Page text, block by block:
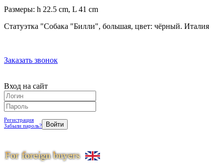
Размеры: h 22.5 cm, L 41 cm
Статуэтка "Собака "Билли", большая, цвет: чёрный. Италия
Заказать звонок
Вход на сайт
Регистрация
Забыли пароль?